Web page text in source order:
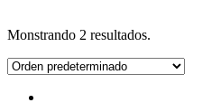
Monstrando 2 resultados.